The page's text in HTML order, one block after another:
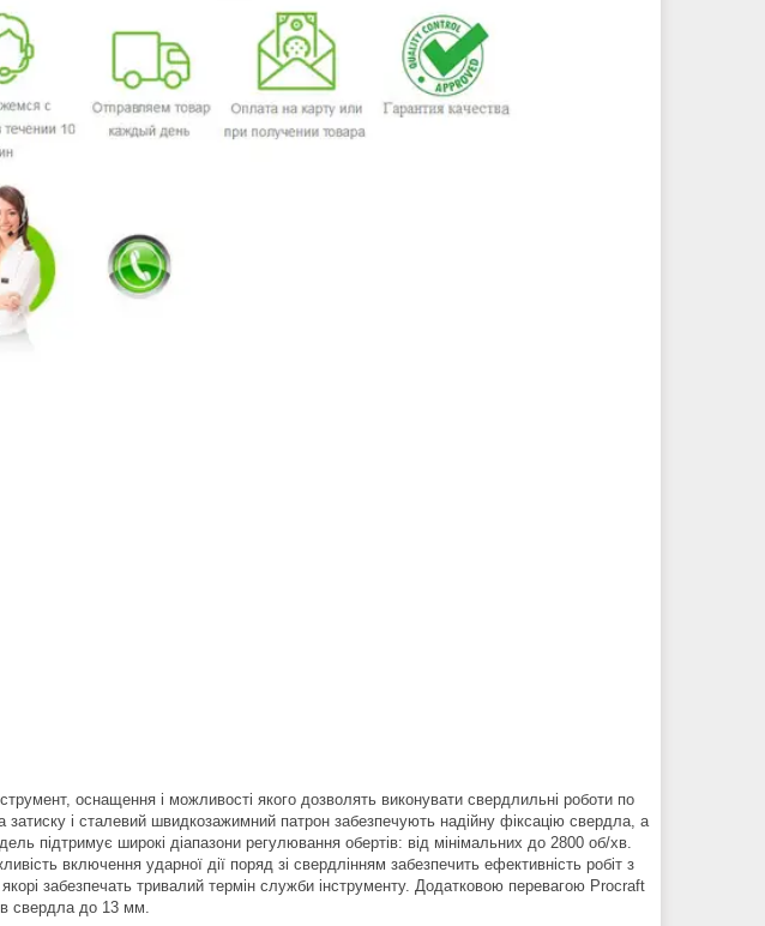
оснащення і можливості якого дозволять виконувати свердлильні роботи по
затиску і сталевий швидкозажимний патрон забезпечують надійну фіксацію свердла, а
підтримує широкі діапазони регулювання обертів: від мінімальних до 2800 об/хв.
включення ударної дії поряд зі свердлінням забезпечить ефективність робіт з
забезпечать тривалий термін служби інструменту. Додатковою перевагою Procraft
свердла до 13 мм.